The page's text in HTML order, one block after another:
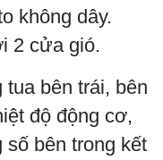
không dây.
2 cửa gió.
tua bên trái, bên
độ động cơ,
số bên trong kết